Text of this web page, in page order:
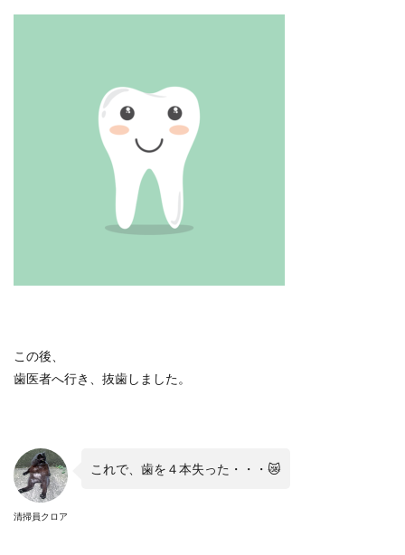
この後、
歯医者へ行き、抜歯しました。
清掃員クロア
これで、歯を４本失った・・・ 😿